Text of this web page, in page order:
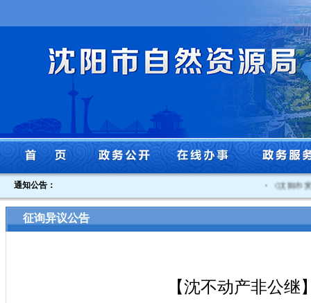
通知公告： 《沈阳市贯
征询异议公告
【沈不动产非公继